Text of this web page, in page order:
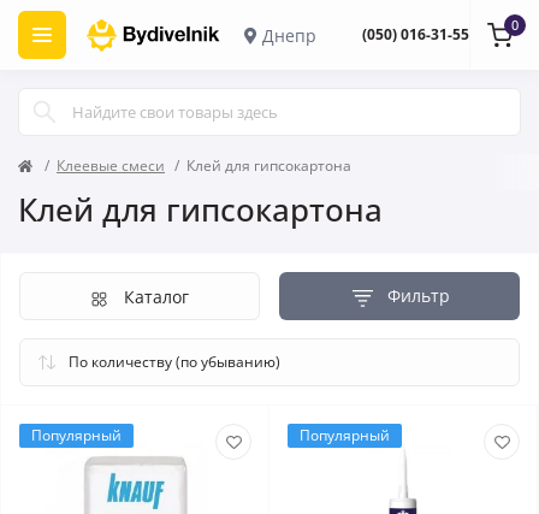
Днепр (050) 016-31-55 0
Клеевые смеси Клей для гипсокартона
Клей для гипсокартона
Фильтр
Каталог
Популярный Популярный